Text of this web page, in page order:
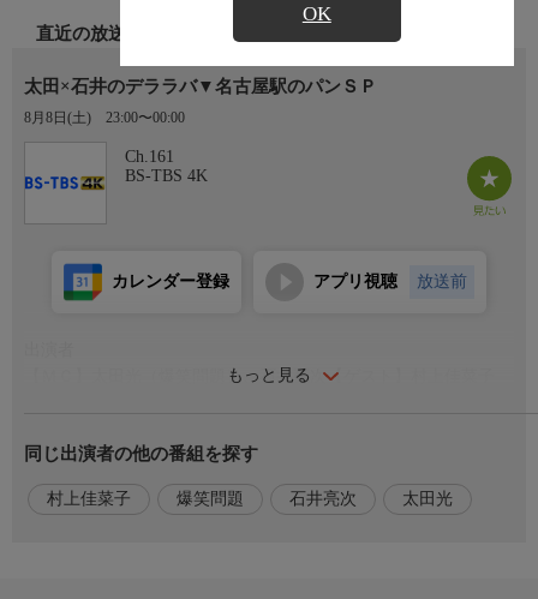
OK
直近の放送
太田×石井のデララバ▼名古屋駅のパンＳＰ
8月8日(土) 23:00〜00:00
Ch.161
BS-TBS 4K
もっと見る
カレンダー登録 アプリ視聴 放送前
【ＭＣ】太田光（爆笑問題）、石井亮次【ゲスト】村上佳菜子
デパートや地下街の超人気店に
あんぱん専門店、行列カレーパンも！
同じ出演者の他の番組を探す
村上佳菜子 爆笑問題 石井亮次 太田光